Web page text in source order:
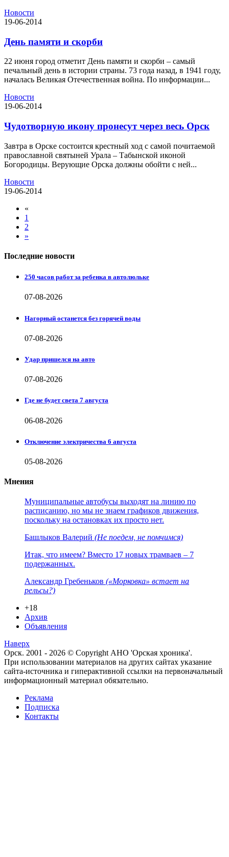
Новости
19-06-2014
День памяти и скорби
22 июня город отметит День памяти и скорби – самый
печальный день в истории страны. 73 года назад, в 1941 году,
началась Великая Отечественная война. По информации...
Новости
19-06-2014
Чудотворную икону пронесут через весь Орск
Завтра в Орске состоится крестный ход с самой почитаемой
православной святыней Урала – Табынской иконой
Богородицы. Верующие Орска должны обойти с ней...
Новости
19-06-2014
«
1
2
»
Последние новости
250 часов работ за ребенка в автолюльке
07-08-2026
Нагорный останется без горячей воды
07-08-2026
Удар пришелся на авто
07-08-2026
Где не будет света 7 августа
06-08-2026
Отключение электричества 6 августа
05-08-2026
Мнения
Муниципальные автобусы выходят на линию по
расписанию, но мы не знаем графиков движения,
поскольку на остановках их просто нет.
Башлыков Валерий (Не поедем, не помчимся)
Итак, что имеем? Вместо 17 новых трамваев – 7
подержанных.
Александр Гребеньков («Морковка» встает на
рельсы?)
+18
Архив
Объявления
Наверх
Орск. 2001 - 2026 © Copyright АНО 'Орская хроника'.
При использовании материалов на других сайтах указание
сайта-источника и гиперактивной ссылки на первоначальный
информационный материал обязательно.
Реклама
Подписка
Контакты